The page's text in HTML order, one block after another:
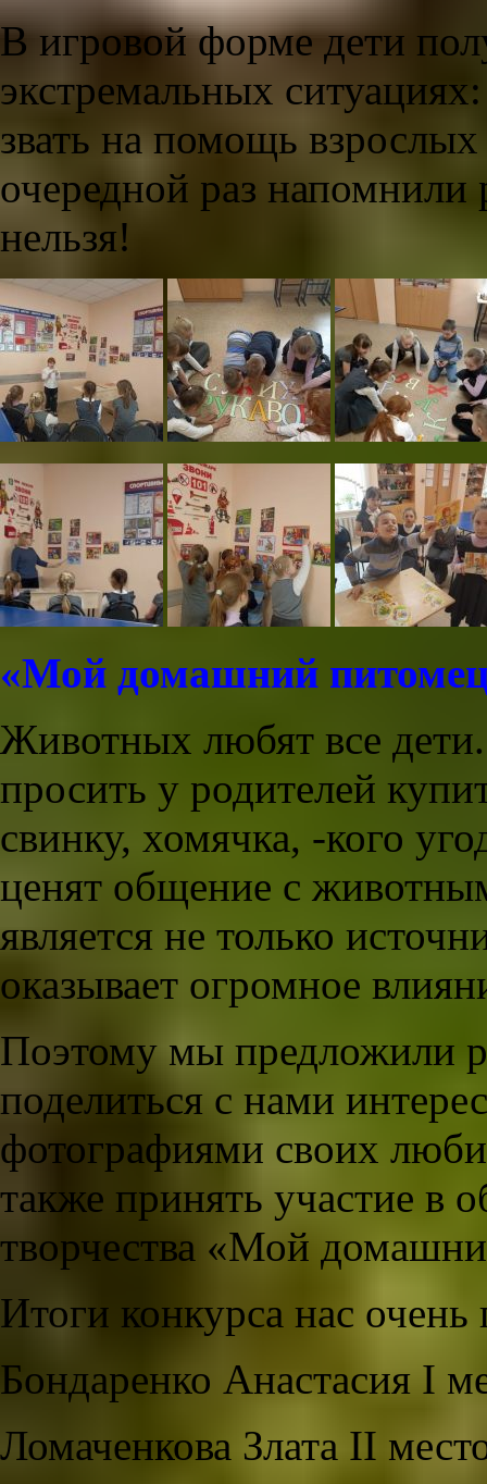
В игровой форме дети
экстремальных
звать на помощь
очередной раз напомнили
нельзя!
«Мой домашний
Животных любят все
просить у родителей
свинку, хомячка, -кого
ценят общение с
является не только
оказывает огромное
Поэтому мы предложили
поделиться с нами
фотографиями своих
также принять участие в
творчества «Мой
Итоги конкурса нас очень
Бондаренко Анастасия I
Ломаченкова Злата II